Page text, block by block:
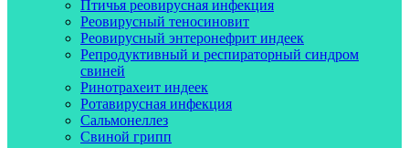
Птичья реовирусная инфекция
Реовирусный теносиновит
Реовирусный энтеронефрит индеек
Репродуктивный и респираторный синдром
свиней
Ринотрахеит индеек
Ротавирусная инфекция
Сальмонеллез
Свиной грипп